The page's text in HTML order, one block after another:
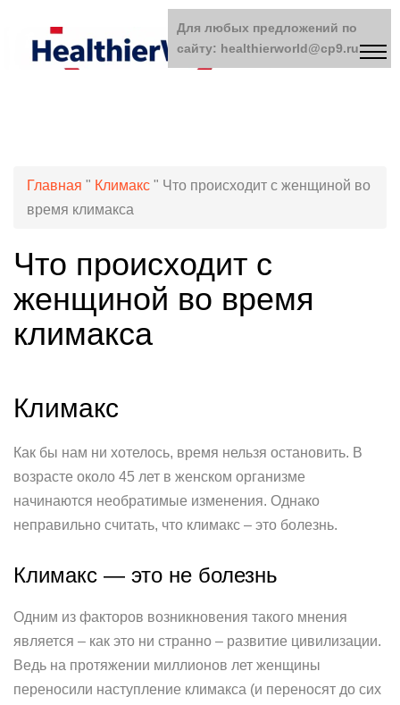
Главная " Климакс " Что происходит с женщиной во
время климакса
Что происходит с
женщиной во время
климакса
Климакс
Как бы нам ни хотелось, время нельзя остановить. В
возрасте около 45 лет в женском организме
начинаются необратимые изменения. Однако
неправильно считать, что климакс – это болезнь.
Климакс — это не болезнь
Одним из факторов возникновения такого мнения
является – как это ни странно – развитие цивилизации.
Ведь на протяжении миллионов лет женщины
переносили наступление климакса (и переносят до сих
Для любых предложений по
сайту: healthierworld@cp9.ru